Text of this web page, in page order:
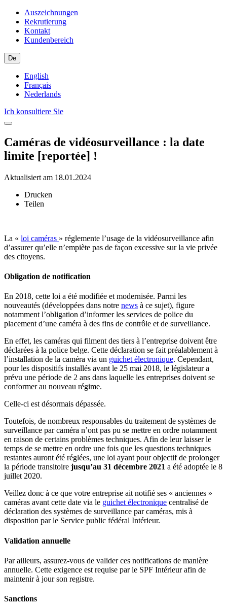
Auszeichnungen
Rekrutierung
Kontakt
Kundenbereich
De
English
Français
Nederlands
Ich konsultiere Sie
Caméras de vidéosurveillance : la date
limite [reportée] !
Aktualisiert am 18.01.2024
Drucken
Teilen
La « loi caméras » réglemente l’usage de la vidéosurveillance afin
d’assurer qu’elle n’empiète pas de façon excessive sur la vie privée
des citoyens.
Obligation de notification
En 2018, cette loi a été modifiée et modernisée. Parmi les
nouveautés (développées dans notre news à ce sujet), figure
notamment l’obligation d’informer les services de police du
placement d’une caméra à des fins de contrôle et de surveillance.
En effet, les caméras qui filment des tiers à l’entreprise doivent être
déclarées à la police belge. Cette déclaration se fait préalablement à
l’installation de la caméra via un guichet électronique. Cependant,
pour les dispositifs installés avant le 25 mai 2018, le législateur a
prévu une période de 2 ans dans laquelle les entreprises doivent se
conformer au nouveau régime.
Celle-ci est désormais dépassée.
Toutefois, de nombreux responsables du traitement de systèmes de
surveillance par caméra n’ont pas pu se mettre en ordre notamment
en raison de certains problèmes techniques. Afin de leur laisser le
temps de se mettre en ordre une fois que les questions techniques
restantes auront été réglées, une loi ayant pour objectif de prolonger
la période transitoire jusqu’au 31 décembre 2021 a été adoptée le 8
juillet 2020.
Veillez donc à ce que votre entreprise ait notifié ses « anciennes »
caméras avant cette date via le guichet électronique centralisé de
déclaration des systèmes de surveillance par caméras, mis à
disposition par le Service public fédéral Intérieur.
Validation annuelle
Par ailleurs, assurez-vous de valider ces notifications de manière
annuelle. Cette exigence est requise par le SPF Intérieur afin de
maintenir à jour son registre.
Sanctions